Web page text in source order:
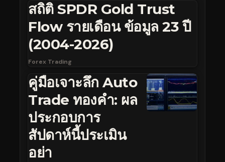
สถิติ SPDR Gold Trust
Flow รายเดือน ข้อมูล 23 ปี
(2004-2026)
Forex Trading
คู่มือเจาะลึก Auto
Trade ทองคำ: ผล
ประกอบการ
สัปดาห์นี้ประเมิน
อย่า